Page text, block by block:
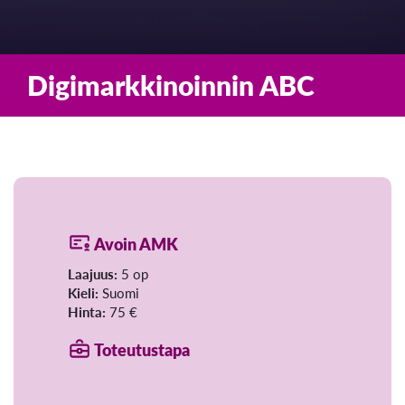
Digimarkkinoinnin ABC
Avoin AMK
Laajuus: 5 op
Kieli: Suomi
Hinta: 75 €
Toteutustapa